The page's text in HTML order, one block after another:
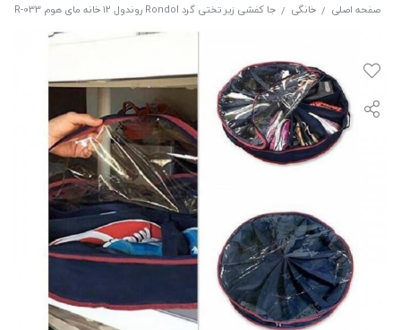
صفحه اصلی / خانگی / جا کفشی زیر تختی گرد Rondol روندول ۱۲ خانه مای هوم HOR-033